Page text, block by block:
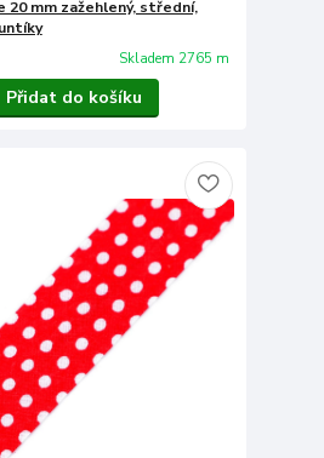
20 mm zažehlený, střední,
Skladem 2765 m
Přidat do košíku